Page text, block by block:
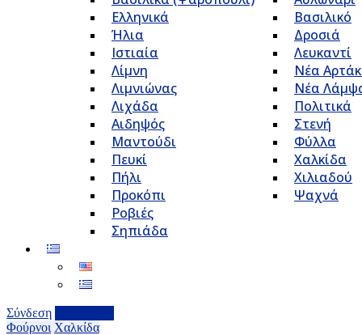
Ελληνικά
Ήλια
Ιστιαία
Λίμνη
Λιμνιώνας
Λιχάδα
Αιδηψός
Μαντούδι
Πευκί
Πήλι
Προκόπι
Ροβιές
Σηπιάδα
Βασιλικό
Δροσιά
Λευκαντί
Νέα
Νέα
Πολιτικά
Στενή
Φύλλα
Χαλκίδα
Χιλιαδού
Ψαχνά
Σύνδεση
Φούρνοι Χαλκίδα